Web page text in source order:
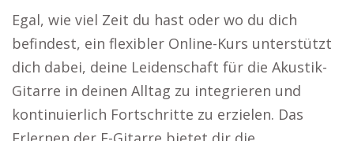
Egal, wie viel Zeit du hast oder wo du dich
befindest, ein flexibler Online-Kurs unterstützt
dich dabei, deine Leidenschaft für die Akustik-
Gitarre in deinen Alltag zu integrieren und
kontinuierlich Fortschritte zu erzielen. Das